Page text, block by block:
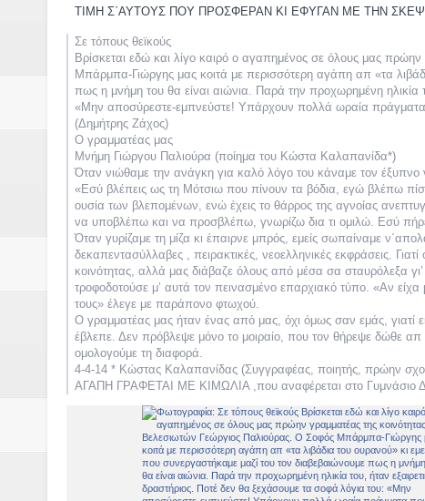
κατακτητές
Πρωτάθλημα με την Αυστρία!
Ξεκινούν οι αιτήσεις
τη διαμόρφωση - επεξεργασία
ανθεκτικότητας έναντι των
Συνεδριάζει η οικονομική
ΠΡΟΚΗΡΥΞΗ ΑΝΟΙΚΤΟΥ
Βάιος Γκανής Δομοκός : Δύο μήνες
Επικύρωση των αποτελεσμάτων
ΔΙΑΚΟΠΕΣ ΡΕΥΜΑΤΟΣ ΣΤΗΝ ΔΕΗ
ΤΙΜΗ Σ΄ΑΥΤΟΥΣ ΠΟΥ ΠΡΟΣΦΕΡΑΝ ΚΙ ΕΦΥΓΑΝ ΜΕ ΤΗΝ
Σε τόπους θεϊκούς
Βρίσκεται εδώ και λίγο καιρό ο αγαπημένος σε όλους μας
Μπάρμπα-Γιώργης μας κοιτά με περισσότερη αγάπη απ «τα
πως η μνήμη του θα είναι αιώνια. Παρά την προχωρημένη ηλικία
«Μην αποσύρεστε-εμπνεύστε! Υπάρχουν πολλά ωραία
(Δημήτρης Ζάχος)
Ο γραμματέας μας
Μνήμη Γιώργου Παλιούρα (ποίημα του Κώστα Καλαπανίδα*)
Όταν νιώθαμε την ανάγκη για καλό λόγο του κάναμε τον
«Εσύ βλέπεις ως τη Μότσιω που πίνουν τα βόδια, εγώ βλέπω
ουσία των βλεπομένων, ενώ έχεις το θάρρος της αγνοίας
να υποβλέπω και να προσβλέπω, γνωρίζω δια τι ομιλώ. Εσύ
Όταν γυρίζαμε τη μίζα κι έπαιρνε μπρός, εμείς σωπαίναμε
δεκαπεντασύλλαβες , πειρακτικές, νεοελληνικές εκφράσεις.
κοινότητας, αλλά μας διάβαζε όλους από μέσα σα σταυρόλεξα
τροφοδοτούσε μ’ αυτά τον πεινασμένο επαρχιακό τύπο. «Αν
τους» έλεγε με παράπονο φτωχού.
Ο γραμματέας μας ήταν ένας από μας, όχι όμως σαν εμάς, γιατί
έβλεπε. Δεν πρόβλεψε μόνο το μοιραίο, που τον θήρεψε δώθε
ομολογούμε τη διαφορά.
4-4-14 * Κώστας Καλαπανίδας (Συγγραφέας, ποιητής, πρώην
ΑΓΑΠΗ ΓΡΑΦΕΤΑΙ ΜΕ ΚΙΜΩΛΙΑ ,που αναφέρεται στο Γυμνάσιο